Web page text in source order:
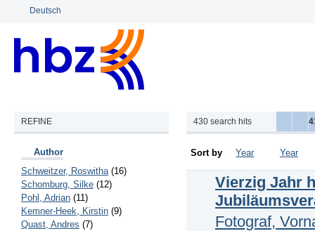
Deutsch
REFINE
Author
Schweitzer, Roswitha(16)
Schomburg, Silke (12)
Pohl, Adrian (11)
Kemner-Heek, Kirstin (9)
Quast, Andres (7)
430 search hits
Sort by Year Year
Vierzig Jahr
Fotograf,